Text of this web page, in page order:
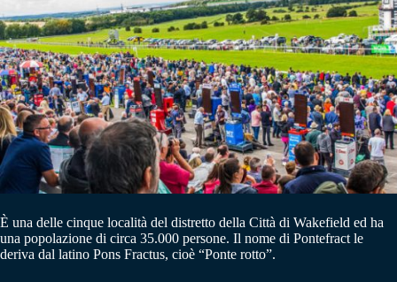
È una delle cinque località del distretto della Città di Wakefield ed ha
una popolazione di circa 35.000 persone. Il nome di Pontefract le
deriva dal latino Pons Fractus, cioè “Ponte rotto”.